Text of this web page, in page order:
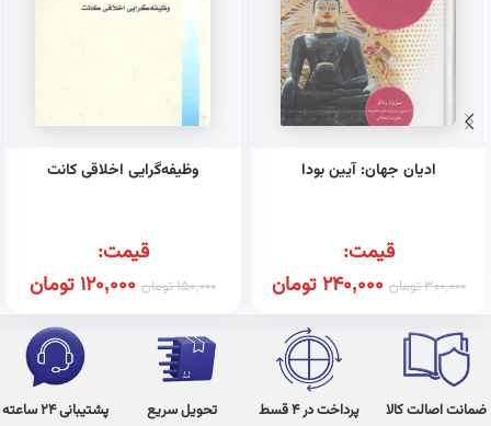
ادیان جهان: آیین بودا
قیمت:
300,000تومان 240,000تومان
وظیفه‌گرایی اخلاقی کانت
قیمت:
150,000تومان 120,000تومان
ضمانت اصالت کالا پرداخت در 4 قسط تحویل سریع پشتیبانی 24 ساعته